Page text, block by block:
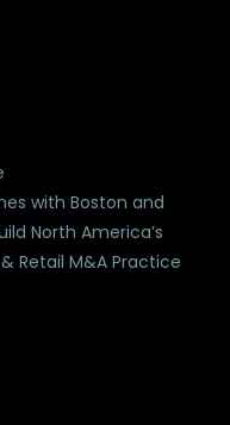
with Boston and
North America’s
Retail M&A Practice